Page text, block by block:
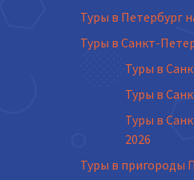
Туры в Петербург
Туры в Санкт-
Туры в
Туры в
Туры в
2026
Туры в пригороды